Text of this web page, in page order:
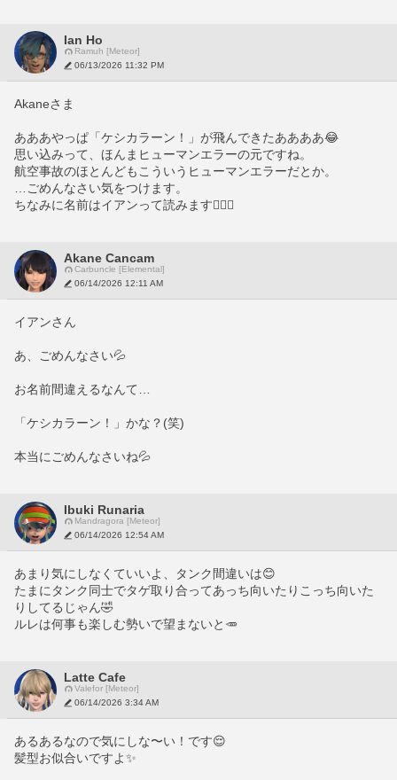
Ian Ho
Ramuh [Meteor]
06/13/2026 11:32 PM
Akaneさま
あああやっぱ「ケシカラーン！」が飛んできたああああ😂
思い込みって、ほんまヒューマンエラーの元ですね。
航空事故のほとんどもこういうヒューマンエラーだとか。
…ごめんなさい気をつけます。
ちなみに名前はイアンって読みます🙇🏻‍♀️
Akane Cancam
Carbuncle [Elemental]
06/14/2026 12:11 AM
イアンさん
あ、ごめんなさい💦
お名前間違えるなんて…
「ケシカラーン！」かな？(笑)
本当にごめんなさいね💦
Ibuki Runaria
Mandragora [Meteor]
06/14/2026 12:54 AM
あまり気にしなくていいよ、タンク間違いは😊
たまにタンク同士でタゲ取り合ってあっち向いたりこっち向いた
りしてるじゃん🤣
ルレは何事も楽しむ勢いで望まないと🥕
Latte Cafe
Valefor [Meteor]
06/14/2026 3:34 AM
あるあるなので気にしな〜い！です😌
髪型お似合いですよ✨